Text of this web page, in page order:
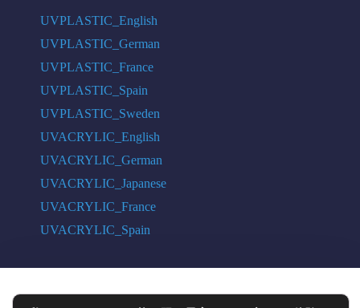
UVPLASTIC_English
UVPLASTIC_German
UVPLASTIC_France
UVPLASTIC_Spain
UVPLASTIC_Sweden
UVACRYLIC_English
UVACRYLIC_German
UVACRYLIC_Japanese
UVACRYLIC_France
UVACRYLIC_Spain